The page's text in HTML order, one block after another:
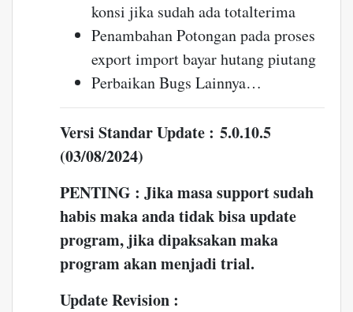
konsi jika sudah ada totalterima
Penambahan Potongan pada proses
export import bayar hutang piutang
Perbaikan Bugs Lainnya…
Versi Standar Update : 5.0.10.5
(03/08/2024)
PENTING : Jika masa support sudah
habis maka anda tidak bisa update
program, jika dipaksakan maka
program akan menjadi trial.
Update Revision :